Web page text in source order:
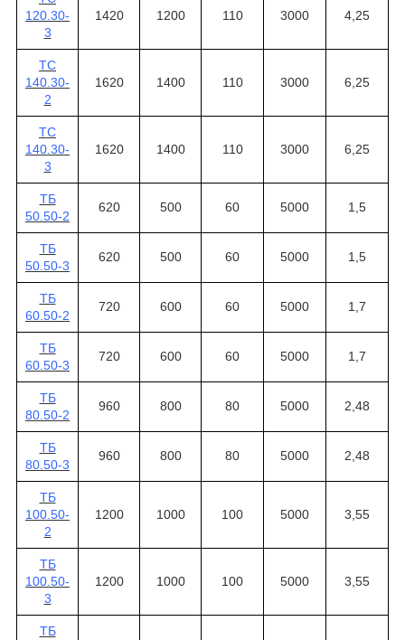
120.30-
3
1420 1200 110 3000 4,25
ТС
140.30-
2
1620 1400 110 3000 6,25
ТС
140.30-
3
1620 1400 110 3000 6,25
ТБ
50.50-2
620 500 60 5000 1,5
ТБ
50.50-3
620 500 60 5000 1,5
ТБ
60.50-2
720 600 60 5000 1,7
ТБ
60.50-3
720 600 60 5000 1,7
ТБ
80.50-2
960 800 80 5000 2,48
ТБ
80.50-3
960 800 80 5000 2,48
ТБ
100.50-
2
1200 1000 100 5000 3,55
ТБ
100.50-
3
1200 1000 100 5000 3,55
ТБ